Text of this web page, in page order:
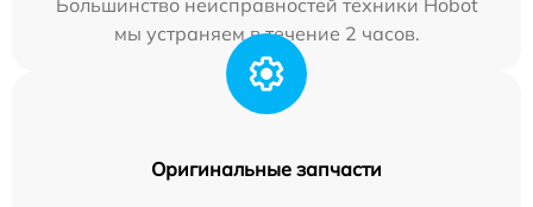
мы устраняем в течение 2 часов.
Оригинальные запчасти